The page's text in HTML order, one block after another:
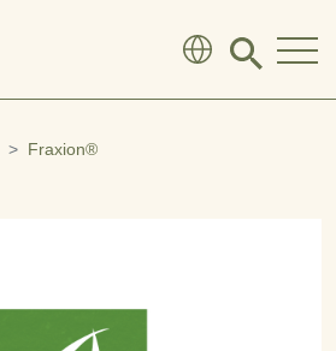
Click
search
Fraxion®